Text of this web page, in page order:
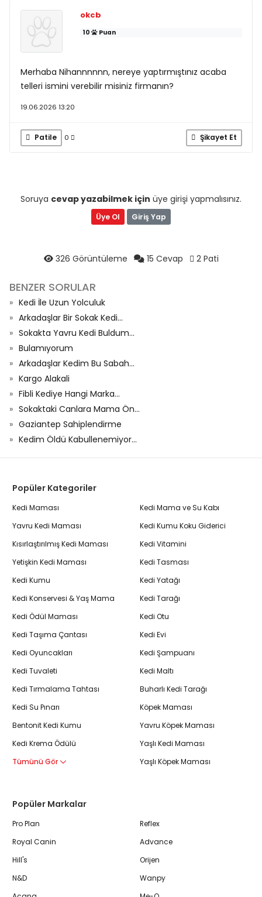
okcb
10 Puan
Merhaba Nihannnnnn, nereye yaptırmıştınız acaba
telleri ismini verebilir misiniz firmanın?
19.06.2026 13:20
Patile 0 Şikayet Et
Soruya cevap yazabilmek için üye girişi yapmalısınız.
Üye Ol Giriş Yap
326 Görüntüleme 15 Cevap 2 Pati
BENZER SORULAR
Kedi İle Uzun Yolculuk
Arkadaşlar Bir Sokak Kedi...
Sokakta Yavru Kedi Buldum...
Bulamıyorum
Arkadaşlar Kedim Bu Sabah...
Kargo Alakali
Fibli Kediye Hangi Marka...
Sokaktaki Canlara Mama Ön...
Gaziantep Sahiplendirme
Kedim Öldü Kabullenemiyor...
Popüler Kategoriler
Kedi Maması
Yavru Kedi Maması
Kısırlaştırılmış Kedi Maması
Yetişkin Kedi Maması
Kedi Kumu
Kedi Konservesi & Yaş Mama
Kedi Ödül Maması
Kedi Taşıma Çantası
Kedi Oyuncakları
Kedi Tuvaleti
Kedi Tırmalama Tahtası
Kedi Su Pınarı
Bentonit Kedi Kumu
Kedi Krema Ödülü
Tümünü Gör
Kedi Mama ve Su Kabı
Kedi Kumu Koku Giderici
Kedi Vitamini
Kedi Tasması
Kedi Yatağı
Kedi Tarağı
Kedi Otu
Kedi Evi
Kedi Şampuanı
Kedi Maltı
Buharlı Kedi Tarağı
Köpek Maması
Yavru Köpek Maması
Yaşlı Kedi Maması
Yaşlı Köpek Maması
Popüler Markalar
Pro Plan
Royal Canin
Hill's
N&D
Reflex
Advance
Orijen
Wanpy